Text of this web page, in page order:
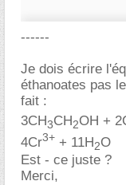
------
Je dois écrire
éthanoates pas
fait :
3CH3CH2OH +
4Cr3+ + 11H2O
Est - ce juste ?
Merci,